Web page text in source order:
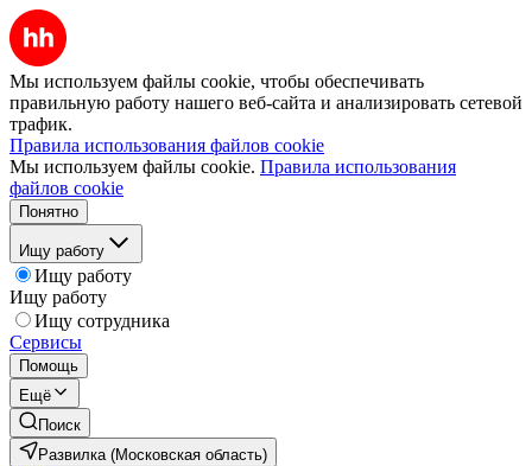
Мы используем файлы cookie, чтобы обеспечивать
правильную работу нашего веб-сайта и анализировать сетевой
трафик.
Правила использования файлов cookie
Мы используем файлы cookie. Правила использования
файлов cookie
Понятно
Ищу работу
Ищу работу
Ищу работу
Ищу сотрудника
Сервисы
Помощь
Ещё
Поиск
Развилка (Московская область)